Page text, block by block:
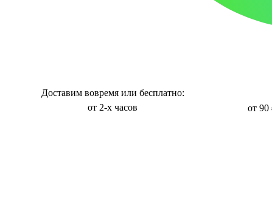
Доставим вовремя или бесплатно:
от 2-х часов от 90